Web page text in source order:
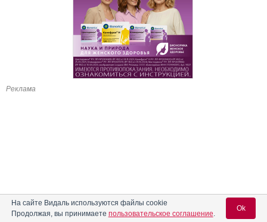
Реклама
На сайте Видаль используются файлы cookie
Продолжая, вы принимаете пользовательское соглашение.
Ok